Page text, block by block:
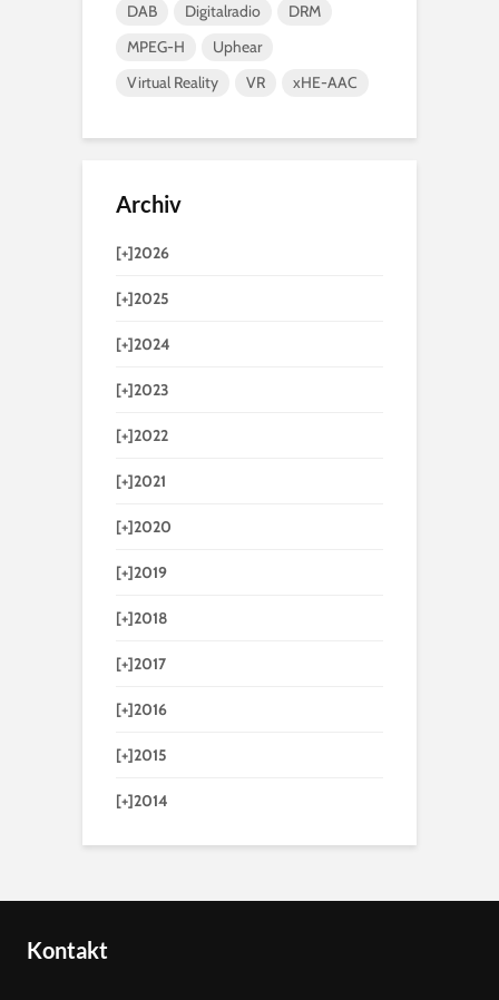
DAB
Digitalradio
DRM
MPEG-H
Uphear
Virtual Reality
VR xHE-AAC
Archiv
[+]2026
[+]2025
[+]2024
[+]2023
[+]2022
[+]2021
[+]2020
[+]2019
[+]2018
[+]2017
[+]2016
[+]2015
[+]2014
Kontakt